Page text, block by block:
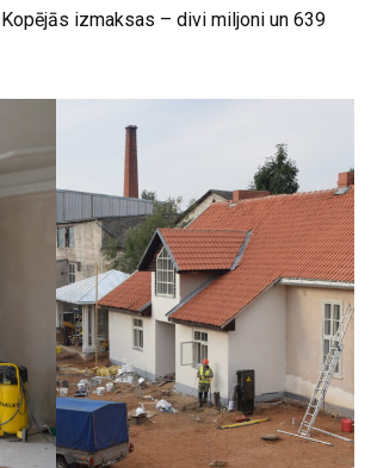
izmaksas – divi miljoni un 639